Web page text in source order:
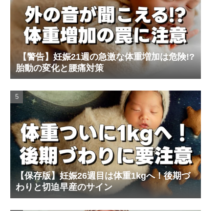
【警告】妊娠21週の急激な体重増加は危険!?
胎動の変化と腰痛対策
【保存版】妊娠26週目は体重1kgへ！後期づ
わりと切迫早産のサイン